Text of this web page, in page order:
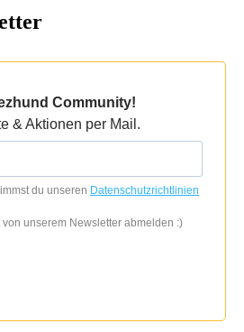
Community!
& Aktionen per Mail.
du unseren Datenschutzrichtlinien
unserem Newsletter abmelden :)